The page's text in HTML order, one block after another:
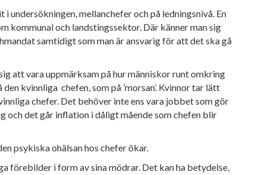
undersökningen, mellanchefer och på ledningsnivå. En
kommunal och landstingssektor. Där känner man sig
mandat samtidigt som man är ansvarig för att det ska gå
att vara uppmärksampå hur människor runt omkring
den kvinnliga chefen, som på ’morsan’. Kvinnor tar lätt
chefer. Det behöver inte ens vara jobbet som gör
och det går inflation i dåligt mående som chefen blir
psykiska ohälsan hos chefer ökar.
förebilder i form av sina mödrar. Det kan ha betydelse,